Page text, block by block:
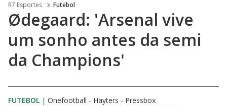
R7 Esportes Futebol
Ødegaard: 'Arsenal vive
um sonho antes da semi
da Champions'
FUTEBOL | Onefootball - Hayters - Pressbox